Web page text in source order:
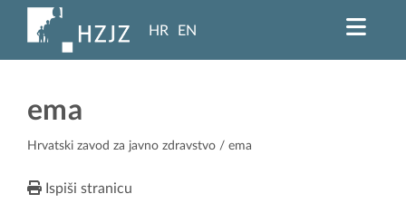
HR EN
ema
Hrvatski zavod za javno zdravstvo / ema
Ispiši stranicu